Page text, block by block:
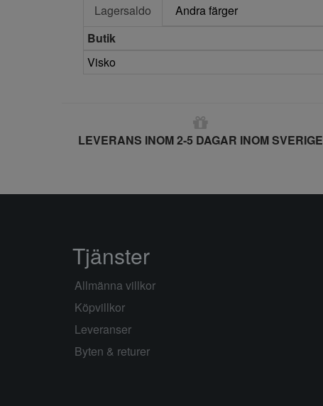
Lagersaldo
Andra färger
Butik
Visko
LEVERANS INOM 2-5 DAGAR INOM SVERIGE
Tjänster
Allmänna villkor
Köpvillkor
Leveranser
Byten & returer